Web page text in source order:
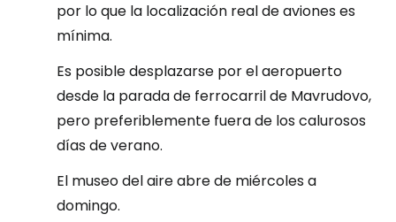
por lo que la localización real de aviones es
mínima.
Es posible desplazarse por el aeropuerto
desde la parada de ferrocarril de Mavrudovo,
pero preferiblemente fuera de los calurosos
días de verano.
El museo del aire abre de miércoles a
domingo.